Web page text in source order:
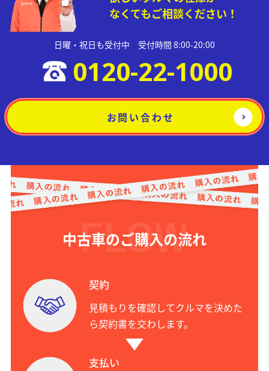
なくてもご相談ください！
日曜・祝日も受付中 受付時間 8:00-20:00
0120-22-1000
お問い合わせ
中古車のご購入の流れ
契約
見積もりを確認してクルマを決めた
ら契約書を交わします。
支払い